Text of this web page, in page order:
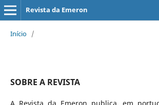
Revista da Emeron
Início /
SOBRE A REVISTA